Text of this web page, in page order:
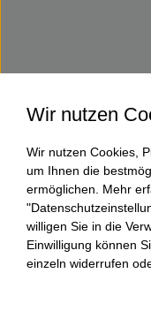
Wir nutzen
Wir nutzen Cookies,
um Ihnen die
ermöglichen. Mehr
willigen Sie in die
Einwilligung können
einzeln widerrufen